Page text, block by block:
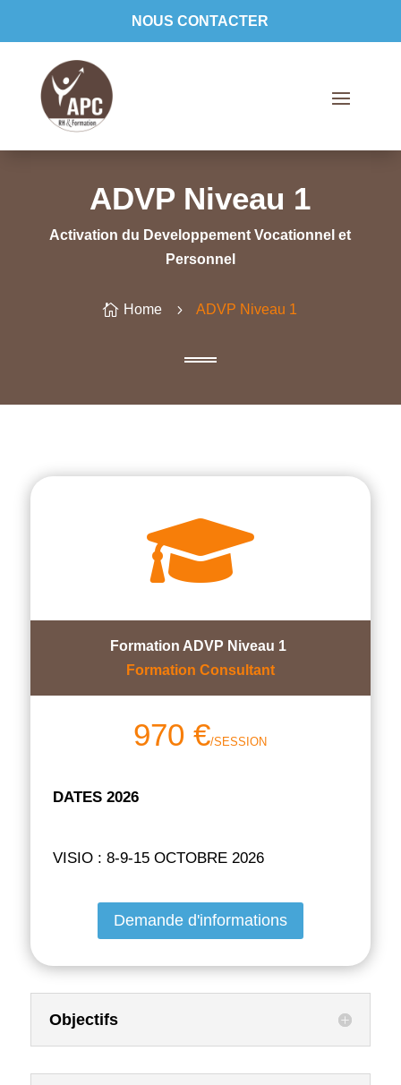
NOUS CONTACTER
ADVP Niveau 1
Activation du DeveloppementVocationnel et
Personnel
 Home 5 ADVP Niveau 1

Formation ADVP Niveau 1
Formation Consultant
970€/SESSION
DATES 2026
VISIO : 8-9-15 OCTOBRE 2026
Demande d'informations
Objectifs